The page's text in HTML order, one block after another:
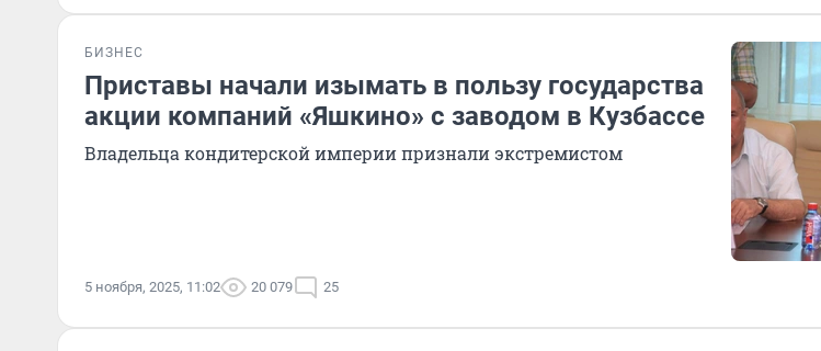
БИЗНЕС
Приставы начали изымать в пользу государства
акции компаний «Яшкино» с заводом в Кузбассе
Владельца кондитерской империи признали экстремистом
5 ноября, 2025, 11:02 20 079 25